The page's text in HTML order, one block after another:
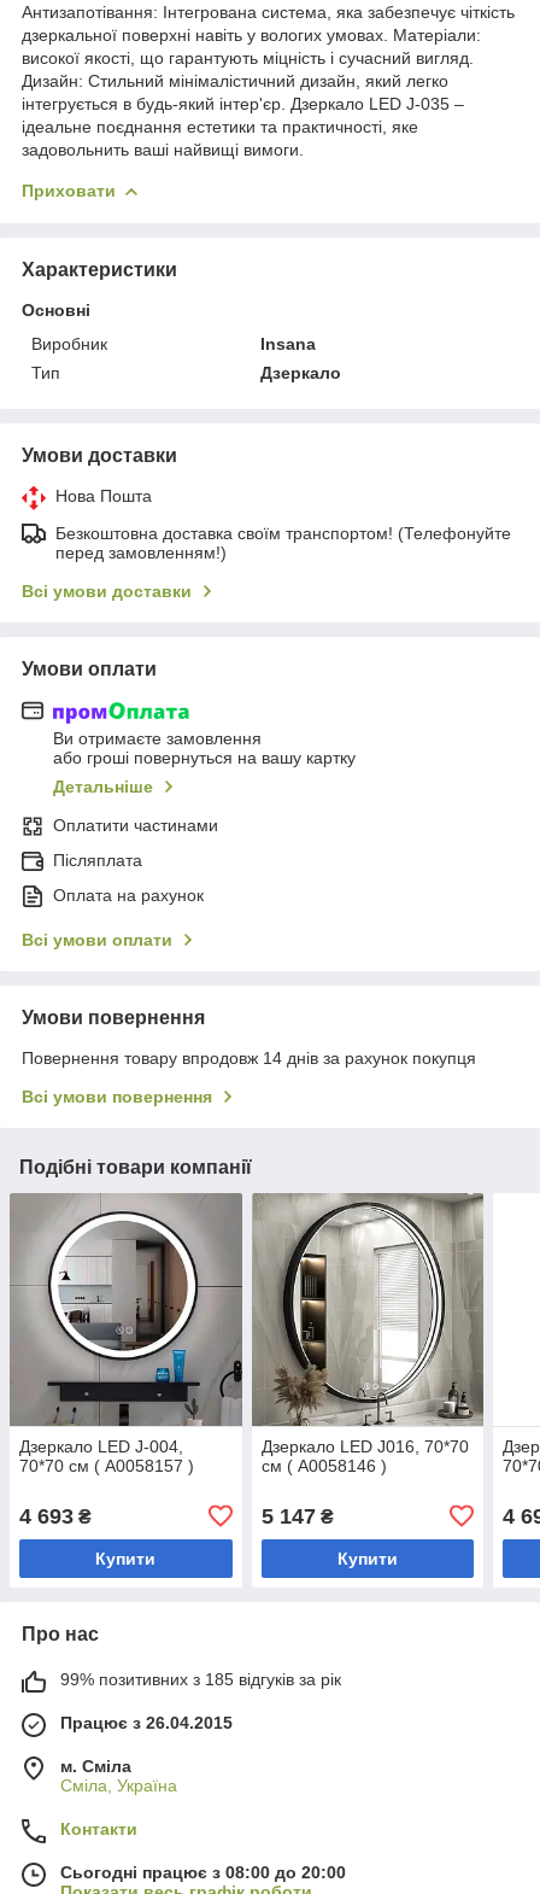
Антизапотівання: Інтегрована система, яка забезпечує чіткість
дзеркальної поверхні навіть у вологих умовах. Матеріали:
високої якості, що гарантують міцність і сучасний вигляд.
Дизайн: Стильний мінімалістичний дизайн, який легко
інтегрується в будь-який інтер'єр. Дзеркало LED J-035 –
ідеальне поєднання естетики та практичності, яке
задовольнить ваші найвищі вимоги.
Приховати
Характеристики
Основні
Виробник
Insana
Тип
Дзеркало
Умови доставки
Нова Пошта
Безкоштовна доставка своїм транспортом! (Телефонуйте
перед замовленням!)
Всі умови доставки
Умови оплати
Ви отримаєте замовлення
або гроші повернуться на вашу картку
Детальніше
Оплатити частинами
Післяплата
Оплата на рахунок
Всі умови оплати
Умови повернення
Повернення товару впродовж 14 днів за рахунок покупця
Всі умови повернення
Подібні товари компанії
Дзеркало LED J-004,
70*70 см ( А0058157 )
4 693 ₴
Купити
Дзеркало LED J016, 70*70
см ( А0058146 )
5 147₴
Купити
4
Про нас
99% позитивних з 185 відгуків за рік
Працює з 26.04.2015
м. Сміла
Сміла, Україна
Контакти
Сьогодні працює з 08:00 до 20:00